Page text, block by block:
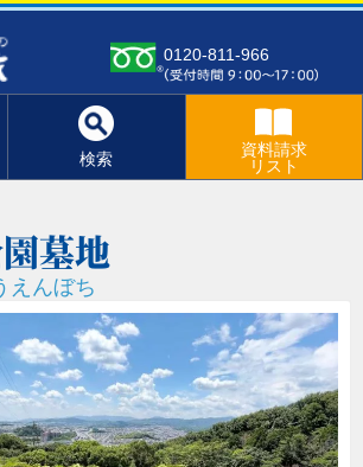
0120-811-966
検索
資料請求
リスト
墓地
えんぼち